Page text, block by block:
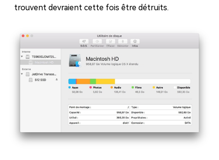
trouvent devraient cette fois être détruits.